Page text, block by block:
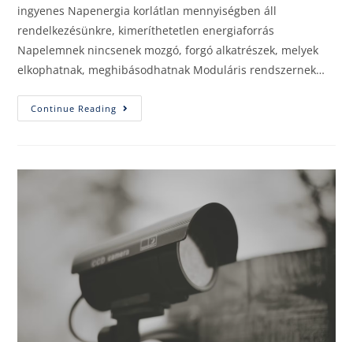
ingyenes Napenergia korlátlan mennyiségben áll
rendelkezésünkre, kimeríthetetlen energiaforrás
Napelemnek nincsenek mozgó, forgó alkatrészek, melyek
elkophatnak, meghibásodhatnak Moduláris rendszernek…
Continue Reading